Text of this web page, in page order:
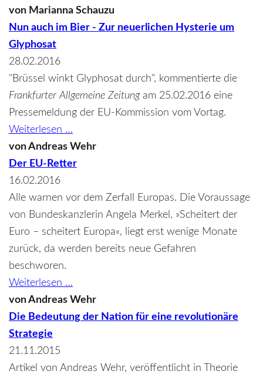
man
„Eigentum
von Marianna Schauzu
Nun auch im Bier - Zur neuerlichen Hysterie um
Glyphosat
28.02.2016
"Brüssel winkt Glyphosat durch", kommentierte die
Frankfurter Allgemeine Zeitungam 25.02.2016 eine
Pressemeldung der EU-Kommission vom Vortag.
Weiterlesen …
auch
im
-
Zur
neuerlichen
Hysterie
vonAndreas Wehr
Der EU-Retter
16.02.2016
Alle warnen vor dem Zerfall Europas. Die Voraussage
von Bundeskanzlerin Angela Merkel, »Scheitert der
Euro – scheitert Europa«, liegt erst wenige Monate
zurück, da werden bereits neue Gefahren
beschworen.
Weiterlesen …
EU-
Retter
vonAndreas Wehr
Die Bedeutung der Nation für eine revolutionäre
Strategie
21.11.2015
Artikel von Andreas Wehr, veröffentlicht in Theorie